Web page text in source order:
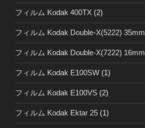
フィルム Kodak 400TX (2)
フィルム Kodak Double-X(5222) 35mm
フィルム Kodak Double-X(7222) 16mm
フィルム Kodak E100SW (1)
フィルム Kodak E100VS (2)
フィルム Kodak Ektar 25 (1)